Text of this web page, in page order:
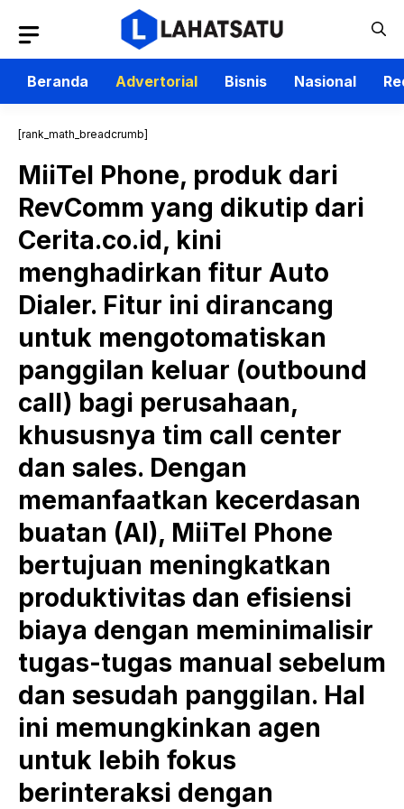
isi
Beranda
Advertorial Bisnis Nasional
[rank_math_breadcrumb]
MiiTel Phone, produk dari
RevComm yang dikutip dari
Cerita.co.id, kini
menghadirkan fitur Auto
Dialer. Fitur ini dirancang
untuk mengotomatiskan
panggilan keluar (outbound
call) bagi perusahaan,
khususnya tim call center
dan sales. Dengan
memanfaatkan kecerdasan
buatan (AI), MiiTel Phone
bertujuan meningkatkan
produktivitas dan efisiensi
biaya dengan meminimalisir
tugas-tugas manual sebelum
dan sesudah panggilan. Hal
ini memungkinkan agen
untuk lebih fokus
berinteraksi dengan